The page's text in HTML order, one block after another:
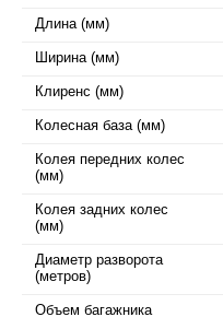
Длина (мм)
Ширина (мм)
Клиренс (мм)
Колесная база (мм)
Колея передних колес
(мм)
Колея задних колес
(мм)
Диаметр разворота
(метров)
Объем багажника